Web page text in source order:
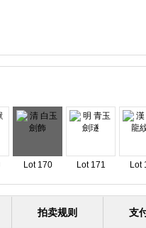
Lot 170 Lot 171 Lot
拍卖规则 支